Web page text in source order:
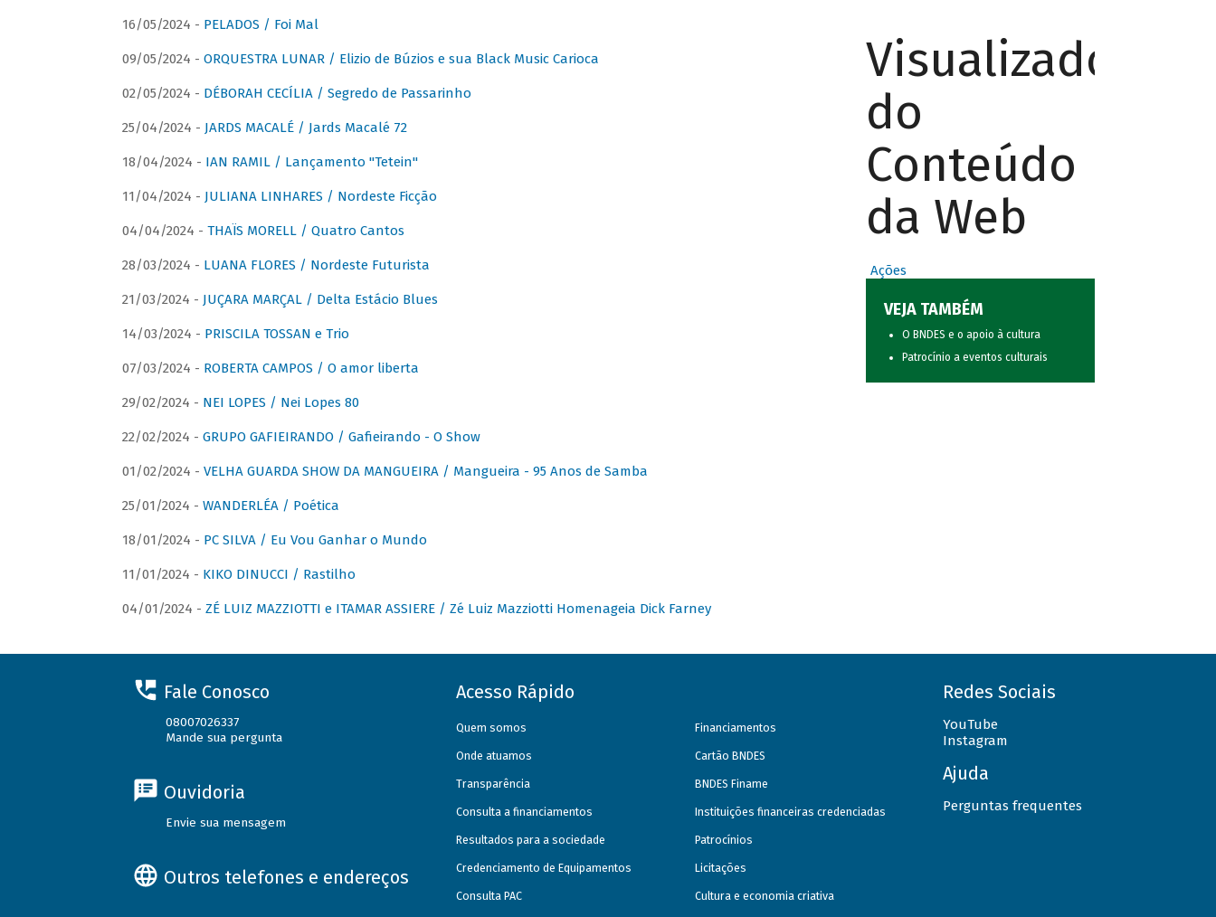
16/05/2024 - PELADOS / Foi Mal
09/05/2024 - ORQUESTRA LUNAR / Elizio de Búzios e sua Black Music Carioca
02/05/2024 - DÉBORAH CECÍLIA / Segredo de Passarinho
25/04/2024 - JARDS MACALÉ / Jards Macalé 72
18/04/2024 - IAN RAMIL / Lançamento "Tetein"
11/04/2024 - JULIANA LINHARES / Nordeste Ficção
04/04/2024 - THAÏS MORELL / Quatro Cantos
28/03/2024 - LUANA FLORES / Nordeste Futurista
21/03/2024 - JUÇARA MARÇAL / Delta Estácio Blues
14/03/2024 - PRISCILA TOSSAN e Trio
07/03/2024 - ROBERTA CAMPOS / O amor liberta
29/02/2024 - NEI LOPES / Nei Lopes 80
22/02/2024 - GRUPO GAFIEIRANDO / Gafieirando - O Show
01/02/2024 - VELHA GUARDA SHOW DA MANGUEIRA / Mangueira - 95 Anos de Samba
25/01/2024 - WANDERLÉA / Poética
18/01/2024 - PC SILVA / Eu Vou Ganhar o Mundo
11/01/2024 - KIKO DINUCCI / Rastilho
04/01/2024 - ZÉ LUIZ MAZZIOTTI e ITAMAR ASSIERE / Zé Luiz Mazziotti Homenageia Dick Farney
Visualizador
do
Conteúdo
da Web
Ações
VEJA TAMBÉM
O BNDES e o apoio à cultura
Patrocínio a eventos culturais
Fale Conosco
08007026337
Mande sua pergunta
Ouvidoria
Envie sua mensagem
Outros telefones e endereços
Acesso Rápido
Quem somos
Onde atuamos
Transparência
Consulta a financiamentos
Resultados para a sociedade
Credenciamento de Equipamentos
Consulta PAC
Financiamentos
Cartão BNDES
BNDES Finame
Instituições financeiras credenciadas
Patrocínios
Licitações
Cultura e economia criativa
Redes Sociais
YouTube
Instagram
Ajuda
Perguntas frequentes